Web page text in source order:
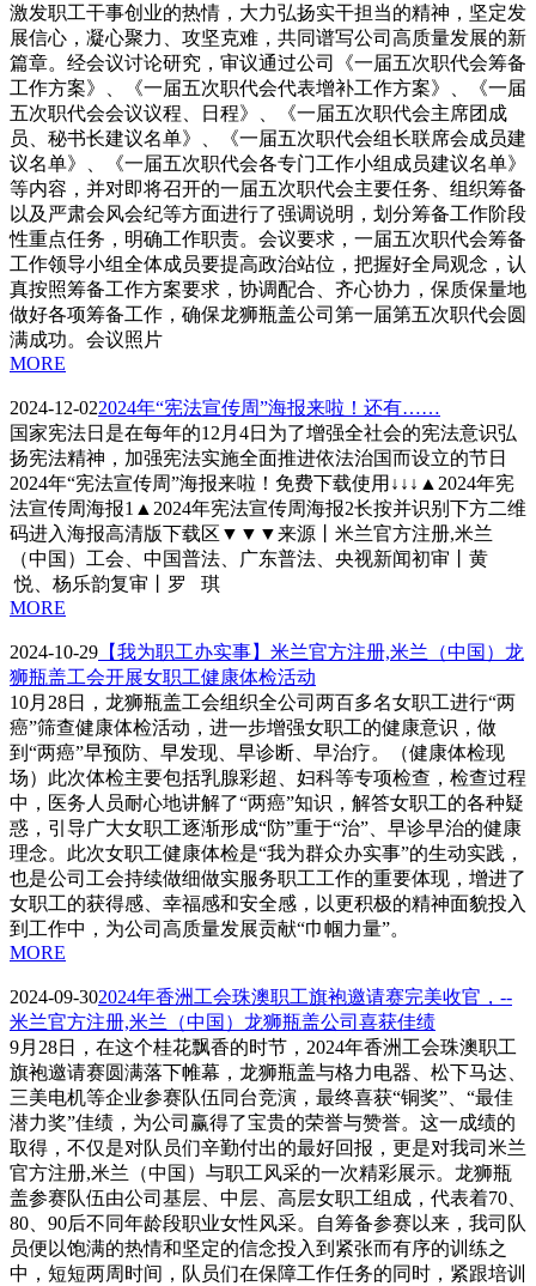
激发职工干事创业的热情，大力弘扬实干担当的精神，坚定发
展信心，凝心聚力、攻坚克难，共同谱写公司高质量发展的新
篇章。经会议讨论研究，审议通过公司《一届五次职代会筹备
工作方案》、《一届五次职代会代表增补工作方案》、《一届
五次职代会会议议程、日程》、《一届五次职代会主席团成
员、秘书长建议名单》、《一届五次职代会组长联席会成员建
议名单》、《一届五次职代会各专门工作小组成员建议名单》
等内容，并对即将召开的一届五次职代会主要任务、组织筹备
以及严肃会风会纪等方面进行了强调说明，划分筹备工作阶段
性重点任务，明确工作职责。会议要求，一届五次职代会筹备
工作领导小组全体成员要提高政治站位，把握好全局观念，认
真按照筹备工作方案要求，协调配合、齐心协力，保质保量地
做好各项筹备工作，确保龙狮瓶盖公司第一届第五次职代会圆
满成功。会议照片
MORE
2024-12-022024年“宪法宣传周”海报来啦！还有……
国家宪法日是在每年的12月4日为了增强全社会的宪法意识弘
扬宪法精神，加强宪法实施全面推进依法治国而设立的节日
2024年“宪法宣传周”海报来啦！免费下载使用↓↓↓▲2024年宪
法宣传周海报1▲2024年宪法宣传周海报2长按并识别下方二维
码进入海报高清版下载区▼▼▼来源丨米兰官方注册,米兰
（中国）工会、中国普法、广东普法、央视新闻初审丨黄
悦、杨乐韵复审丨罗 琪
MORE
2024-10-29 【我为职工办实事】米兰官方注册,米兰（中国）龙
狮瓶盖工会开展女职工健康体检活动
10月28日，龙狮瓶盖工会组织全公司两百多名女职工进行“两
癌”筛查健康体检活动，进一步增强女职工的健康意识，做
到“两癌”早预防、早发现、早诊断、早治疗。（健康体检现
场）此次体检主要包括乳腺彩超、妇科等专项检查，检查过程
中，医务人员耐心地讲解了“两癌”知识，解答女职工的各种疑
惑，引导广大女职工逐渐形成“防”重于“治”、早诊早治的健康
理念。此次女职工健康体检是“我为群众办实事”的生动实践，
也是公司工会持续做细做实服务职工工作的重要体现，增进了
女职工的获得感、幸福感和安全感，以更积极的精神面貌投入
到工作中，为公司高质量发展贡献“巾帼力量”。
MORE
2024-09-302024年香洲工会珠澳职工旗袍邀请赛完美收官，--
米兰官方注册,米兰（中国）龙狮瓶盖公司喜获佳绩
9月28日，在这个桂花飘香的时节，2024年香洲工会珠澳职工
旗袍邀请赛圆满落下帷幕，龙狮瓶盖与格力电器、松下马达、
三美电机等企业参赛队伍同台竞演，最终喜获“铜奖”、“最佳
潜力奖”佳绩，为公司赢得了宝贵的荣誉与赞誉。这一成绩的
取得，不仅是对队员们辛勤付出的最好回报，更是对我司米兰
官方注册,米兰（中国）与职工风采的一次精彩展示。龙狮瓶
盖参赛队伍由公司基层、中层、高层女职工组成，代表着70、
80、90后不同年龄段职业女性风采。自筹备参赛以来，我司队
员便以饱满的热情和坚定的信念投入到紧张而有序的训练之
中，短短两周时间，队员们在保障工作任务的同时，紧跟培训